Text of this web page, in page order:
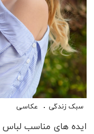
سبک زندگی عکاسی
ایده های مناسب لباس